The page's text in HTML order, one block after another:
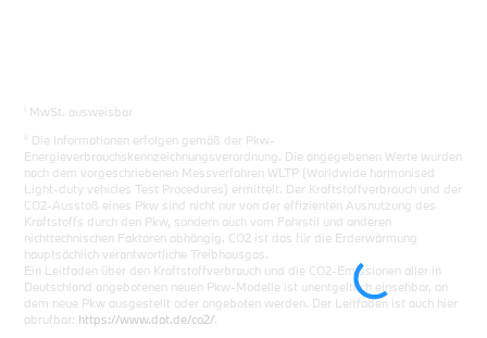
MwSt. ausweisbar
Die Informationen erfolgen gemäß der Pkw-
Energieverbrauchskennzeichnungsverordnung. Die angegebenen Werte wurden
nach dem vorgeschriebenen Messverfahren WLTP (Worldwide harmonised
Light-duty vehicles Test Procedures) ermittelt. Der Kraftstoffverbrauch und der
CO2-Ausstoß eines Pkw sind nicht nur von der effizienten Ausnutzung des
Kraftstoffs durch den Pkw, sondern auch vom Fahrstil und anderen
nichttechnischen Faktoren abhängig. CO2 ist das für die Erderwärmung
hauptsächlich verantwortliche Treibhausgas.
Ein Leitfaden über den Kraftstoffverbrauch und die CO2-Emissionen aller in
Deutschland angebotenen neuen Pkw-Modelle ist unentgeltlich einsehbar, an
dem neue Pkw ausgestellt oder angeboten werden. Der Leitfaden ist auch hier
abrufbar: https://www.dat.de/co2/.